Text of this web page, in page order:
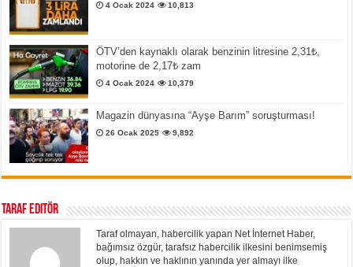
4 Ocak 2024 10,813
ÖTV’den kaynaklı olarak benzinin litresine 2,31₺,
motorine de 2,17₺ zam
4 Ocak 2024 10,379
Magazin dünyasına “Ayşe Barım” soruşturması!
26 Ocak 2025 9,892
Taraf Editör
Taraf olmayan, habercilik yapan Net İnternet Haber,
bağımsız özgür, tarafsız habercilik ilkesini benimsemiş
olup, hakkın ve haklının yanında yer almayı ilke